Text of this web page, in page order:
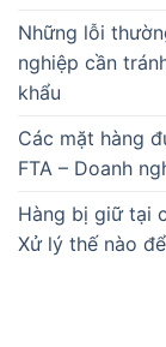
Những lỗi
nghiệp cần
khẩu
Các mặt hàng
FTA – Doanh
Hàng bị giữ tại
Xử lý thế nào